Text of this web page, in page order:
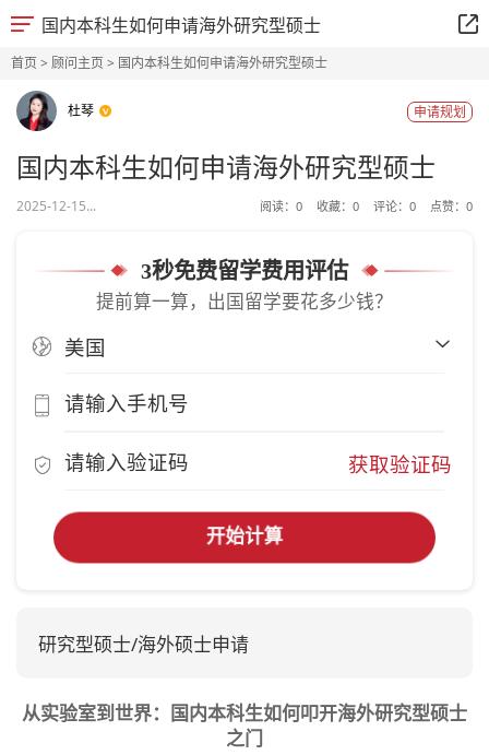
国内本科生如何申请海外研究型硕士
首页> 顾问主页> 国内本科生如何申请海外研究型硕士
杜琴 申请规划
国内本科生如何申请海外研究型硕士
2025-12-15... 阅读： 0 收藏： 0 评论： 0 点赞： 0
3秒免费留学费用评估
提前算一算，出国留学要花多少钱？
获取验证码
开始计算
研究型硕士/海外硕士申请
从实验室到世界：国内本科生如何叩开海外研究型硕士
之门